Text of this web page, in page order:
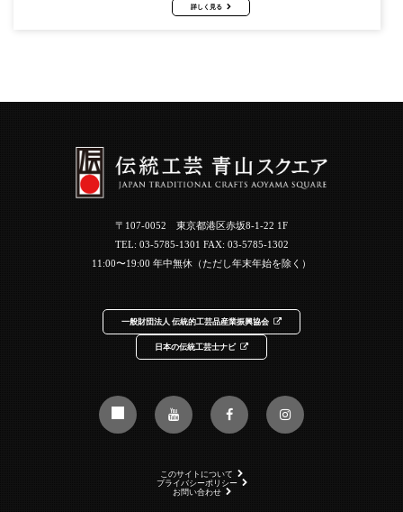
詳しく見る
〒107-0052 東京都港区赤坂8-1-22 1F
TEL: 03-5785-1301 FAX: 03-5785-1302
11:00〜19:00 年中無休（ただし年末年始を除く）
一般財団法人 伝統的工芸品産業振興協会
日本の伝統工芸士ナビ
このサイトについて
プライバシーポリシー
お問い合わせ